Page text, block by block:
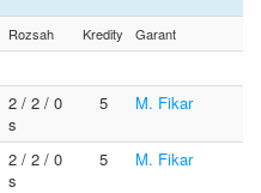
Rozsah Kredity Garant
2 / 2 / 0
s
5 M. Fikar
2 / 2 / 0
s
5 M. Fikar